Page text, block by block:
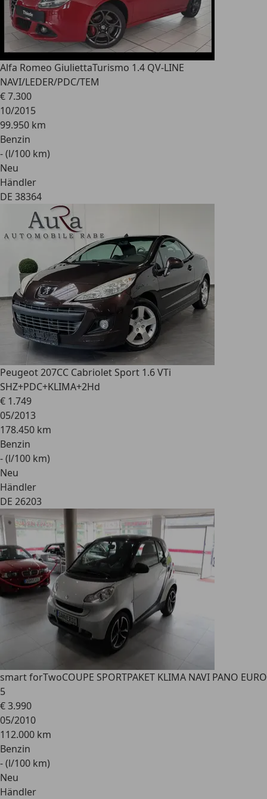
Alfa Romeo GiuliettaTurismo 1.4 QV-LINE
NAVI/LEDER/PDC/TEM
€ 7.300
10/2015
99.950 km
Benzin
- (l/100 km)
Neu
Händler
DE 38364
Peugeot 207CC Cabriolet Sport 1.6 VTi
SHZ+PDC+KLIMA+2Hd
€ 1.749
05/2013
178.450 km
Benzin
- (l/100 km)
Neu
Händler
DE 26203
smart forTwoCOUPE SPORTPAKET KLIMA NAVI PANO EURO
5
€ 3.990
05/2010
112.000 km
Benzin
- (l/100 km)
Neu
Händler